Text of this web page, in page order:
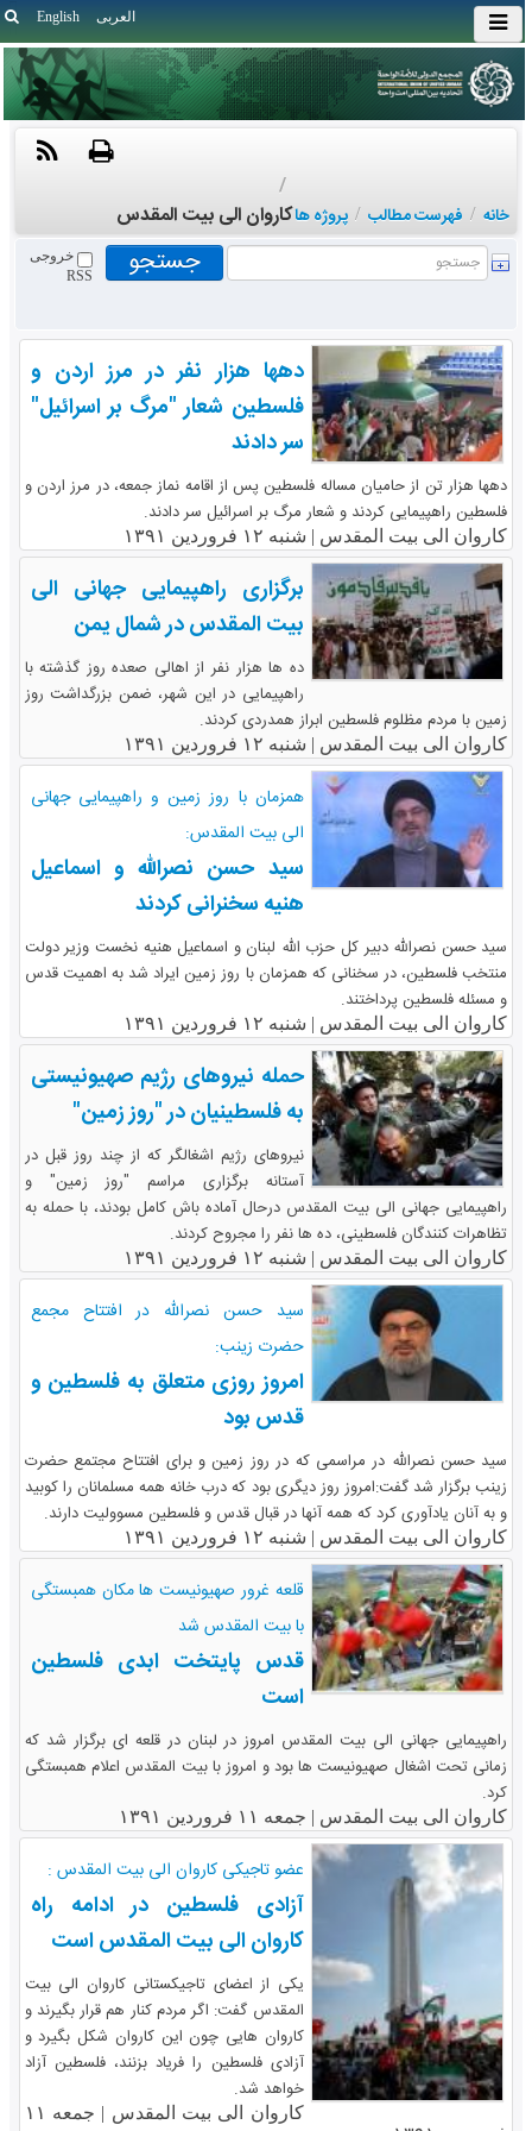
English العربی
خانه / فهرست مطالب / پروژه ها
/
کاروان الی بیت المقدس
خروجی
RSS
ده‏ها هزار نفر در مرز اردن و
فلسطین شعار "مرگ بر اسرائیل"
سر دادند
ده‏ها هزار تن از حامیان مساله فلسطین پس از اقامه نماز جمعه، در مرز اردن و
فلسطین راهپیمایی کردند و شعار مرگ بر اسرائیل سر دادند.
کاروان الی بیت المقدس | شنبه ۱۲ فروردین ۱۳۹۱
برگزاری راهپیمایی جهانی الی
بیت المقدس در شمال یمن
ده ها هزار نفر از اهالی صعده روز گذشته با
راهپیمایی در این شهر، ضمن بزرگداشت روز
زمین با مردم مظلوم فلسطین ابراز همدردی کردند.
کاروان الی بیت المقدس | شنبه ۱۲ فروردین ۱۳۹۱
همزمان با روز زمین و راهپیمایی جهانی
الی بیت المقدس:
سید حسن نصرالله و اسماعیل
هنیه سخنرانی کردند
سید حسن نصرالله دبیر کل حزب الله لبنان و اسماعیل هنیه نخست وزیر دولت
منتخب فلسطین، در سخنانی که همزمان با روز زمین ایراد شد به اهمیت قدس
و مسئله فلسطین پرداختند.
کاروان الی بیت المقدس | شنبه ۱۲ فروردین ۱۳۹۱
حمله نیروهای رژیم صهیونیستی
به فلسطینیان در "روز زمین"
نیروهای رژیم اشغالگر که از چند روز قبل در
آستانه برگزاری مراسم "روز زمین" و
راهپیمایی جهانی الی بیت المقدس درحال آماده باش کامل بودند، با حمله به
تظاهرات کنندگان فلسطینی، ده ها نفر را مجروح کردند.
کاروان الی بیت المقدس | شنبه ۱۲ فروردین ۱۳۹۱
سید حسن نصرالله در افتتاح مجمع
حضرت زینب:
امروز روزی متعلق به فلسطین و
قدس بود
سید حسن نصرالله در مراسمی که در روز زمین و برای افتتاح مجتمع حضرت
زینب برگزار شد گفت:امروز روز دیگری بود که درب خانه همه مسلمانان را کوبید
و به آنان یادآوری کرد که همه آنها در قبال قدس و فلسطین مسوولیت دارند.
کاروان الی بیت المقدس | شنبه ۱۲ فروردین ۱۳۹۱
قلعه غرور صهیونیست ها مکان همبستگی
با بیت المقدس شد
قدس پایتخت ابدی فلسطین
است
راهپیمایی جهانی الی بیت المقدس امروز در لبنان در قلعه ای برگزار شد که
زمانی تحت اشغال صهیونیست ها بود و امروز با بیت المقدس اعلام همبستگی
کرد.
کاروان الی بیت المقدس | جمعه ۱۱ فروردین ۱۳۹۱
عضو تاجیکی کاروان الی بیت المقدس :
آزادی فلسطین در ادامه راه
کاروان الی بیت المقدس است
یکی از اعضای تاجیکستانی کاروان الی بیت
المقدس گفت: اگر مردم کنار هم قرار بگیرند و
کاروان هایی چون این کاروان شکل بگیرد و
آزادی فلسطین را فریاد بزنند، فلسطین آزاد
خواهد شد.
کاروان الی بیت المقدس |
جمعه ۱۱